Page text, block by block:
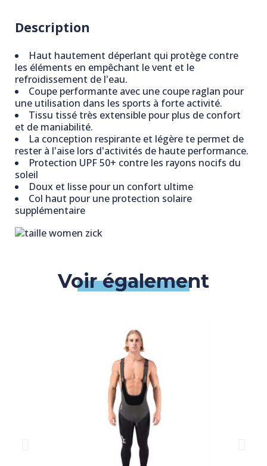
Description
Haut hautement déperlant qui protège contre
les éléments en empêchant le vent et le
refroidissement de l'eau.
Coupe performante avec une coupe raglan pour
une utilisation dans les sports à forte activité.
Tissu tissé très extensible pour plus de confort
et de maniabilité.
La conception respirante et légère te permet de
rester à l'aise lors d'activités de haute performance.
Protection UPF 50+ contre les rayons nocifs du
soleil
Doux et lisse pour un confort ultime
Col haut pour une protection solaire
supplémentaire
Voir également